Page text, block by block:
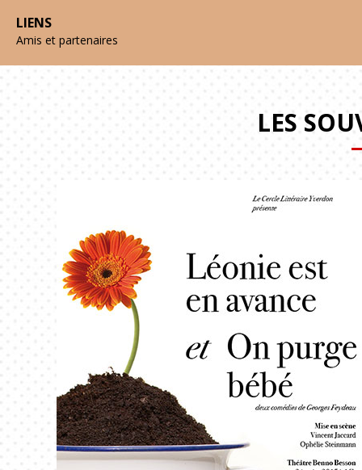
LIENS
Amis et partenaires
LES